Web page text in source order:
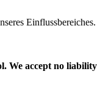
Einflussbereiches.
We accept no liability